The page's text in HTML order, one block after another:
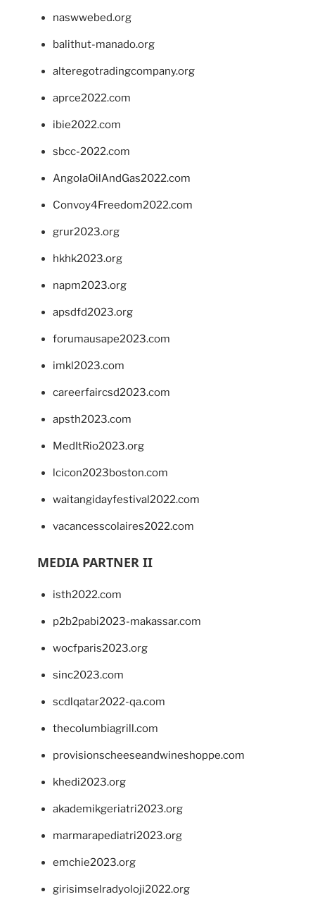
naswwebed.org
balithut-manado.org
alteregotradingcompany.org
aprce2022.com
ibie2022.com
sbcc-2022.com
AngolaOilAndGas2022.com
Convoy4Freedom2022.com
grur2023.org
hkhk2023.org
napm2023.org
apsdfd2023.org
forumausape2023.com
imkl2023.com
careerfaircsd2023.com
apsth2023.com
MedItRio2023.org
lcicon2023boston.com
waitangidayfestival2022.com
vacancesscolaires2022.com
MEDIA PARTNER II
isth2022.com
p2b2pabi2023-makassar.com
wocfparis2023.org
sinc2023.com
scdlqatar2022-qa.com
thecolumbiagrill.com
provisionscheeseandwineshoppe.com
khedi2023.org
akademikgeriatri2023.org
marmarapediatri2023.org
emchie2023.org
girisimselradyoloji2022.org